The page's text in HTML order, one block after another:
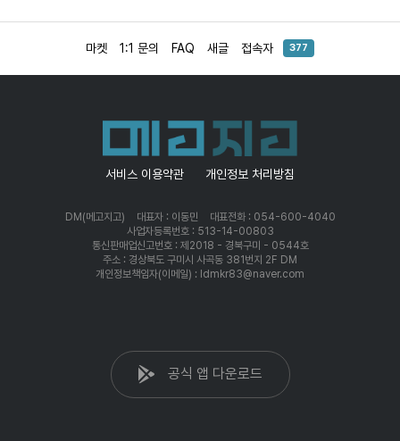
마켓 1:1 문의 FAQ 새글 접속자 377
서비스 이용약관 개인정보 처리방침
DM(메고지고) 대표자 : 이동민
대표전화 : 054-600-4040
사업자등록번호 : 513-14-00803
통신판매업신고번호 : 제2018 - 경북구미 - 0544호
주소 : 경상북도 구미시 사곡동 381번지 2F DM
개인정보책임자(이메일) : ldmkr83@naver.com
공식 앱 다운로드